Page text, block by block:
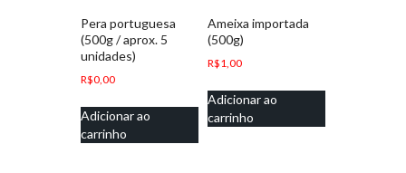
Pera portuguesa
(500g / aprox. 5
unidades)
R$0,00
Adicionar ao
carrinho
Ameixa importada
(500g)
R$1,00
Adicionar ao
carrinho